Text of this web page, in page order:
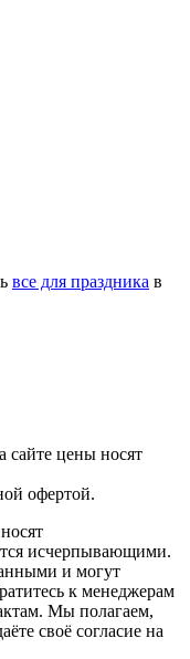
все для праздника в
цены носят
офертой.
исчерпывающими.
и могут
к менеджерам
Мы полагаем,
своё согласие на